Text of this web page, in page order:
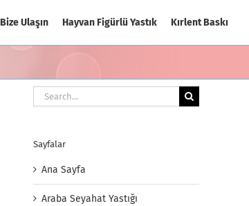
Bize Ulaşın Hayvan Figürlü Yastık Kırlent Baskı
Search
for:
Sayfalar
Ana Sayfa
Araba Seyahat Yastığı